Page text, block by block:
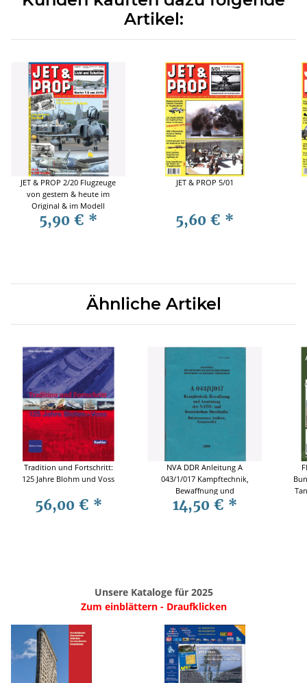
Artikel:
JET & PROP 2/20 Flugzeuge
von gestern & heute im
Original & im Modell
5,90 € *
JET & PROP 5/01
5,60 € *
Ähnliche Artikel
Tradition und Fortschritt:
125 Jahre Blohm und Voss
56,00 € *
NVA DDR Anleitung A
043/1/017 Kampftechnik,
Bewaffnung und
Ausrüstung der NATO- und
französischen Streitkräfte.
14,50 € *
Unsere Kataloge für 2025
Zum einblättern - Draufklicken